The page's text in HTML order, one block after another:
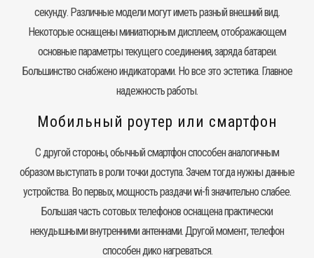
секунду. Различные модели могут иметь разный внешний вид.
Некоторые оснащены миниатюрным дисплеем, отображающем
основные параметры текущего соединения, заряда батареи.
Большинство снабжено индикаторами. Но все это эстетика. Главное
надежность работы.
Мобильный роутер или смартфон
С другой стороны, обычный смартфон способен аналогичным
образом выступать в роли точки доступа. Зачем тогда нужны данные
устройства. Во первых, мощность раздачи wi-fi значительно слабее.
Большая часть сотовых телефонов оснащена практически
некудышными внутренними антеннами. Другой момент, телефон
способен дико нагреваться.